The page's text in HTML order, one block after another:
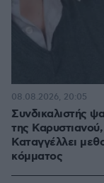
Συνδικαλιστής
της
Καταγγέλλει
κόμματος
08.08.2026, 20:05